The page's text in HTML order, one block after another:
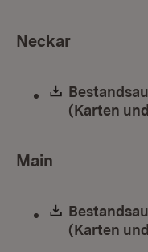
Neckar
Download:
(Karten
Main
Download:
(Karten